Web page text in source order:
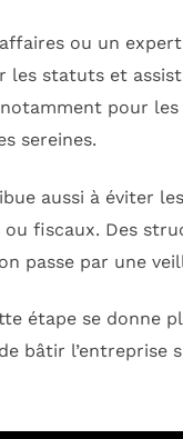
ou un
les statuts et
pour
sereines.
aussi à éviter
fiscaux. Des
passe par une
étape se donne
bâtir